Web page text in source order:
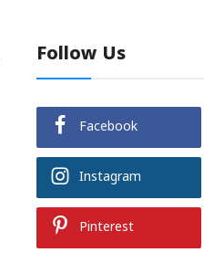
Follow Us
Facebook
Instagram
Pinterest